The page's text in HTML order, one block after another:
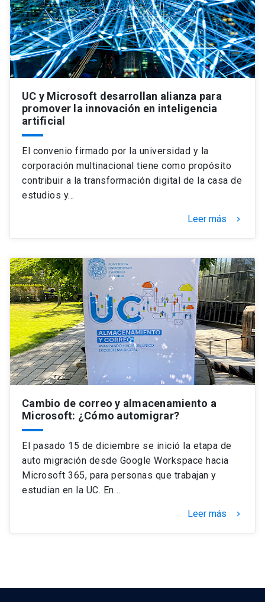
UC y Microsoft desarrollan alianza para
promover la innovación en inteligencia
artificial
El convenio firmado por la universidad y la
corporación multinacional tiene como propósito
contribuir a la transformación digital de la casa de
estudios y…
Leer más keyboard_arrow_right
Cambio de correo y almacenamiento a
Microsoft: ¿Cómo automigrar?
El pasado 15 de diciembre se inició la etapa de
auto migración desde Google Workspace hacia
Microsoft 365, para personas que trabajan y
estudian en la UC. En…
Leer más keyboard_arrow_right